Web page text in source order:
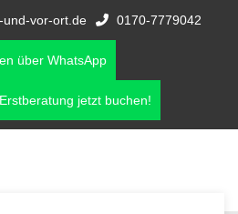
und-vor-ort.de 0170-7779042
über WhatsApp
jetzt buchen!